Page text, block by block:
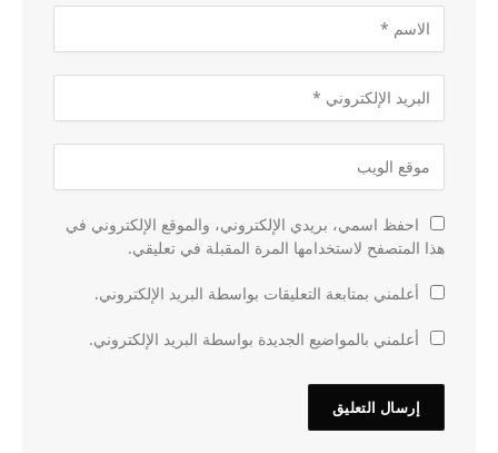
احفظ اسمي، بريدي الإلكتروني، والموقع الإلكتروني في
هذا المتصفح لاستخدامها المرة المقبلة في تعليقي.
أعلمني بمتابعة التعليقات بواسطة البريد الإلكتروني.
أعلمني بالمواضيع الجديدة بواسطة البريد الإلكتروني.